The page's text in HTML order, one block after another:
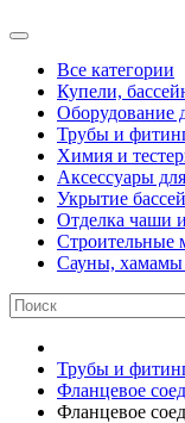
Все категории
Купели,
Оборудование
Трубы и
Химия и
Аксессуары
Укрытие
Отделка чаши
Строительные
Сауны, хамамы
Трубы и
Фланцевое
Фланцевое